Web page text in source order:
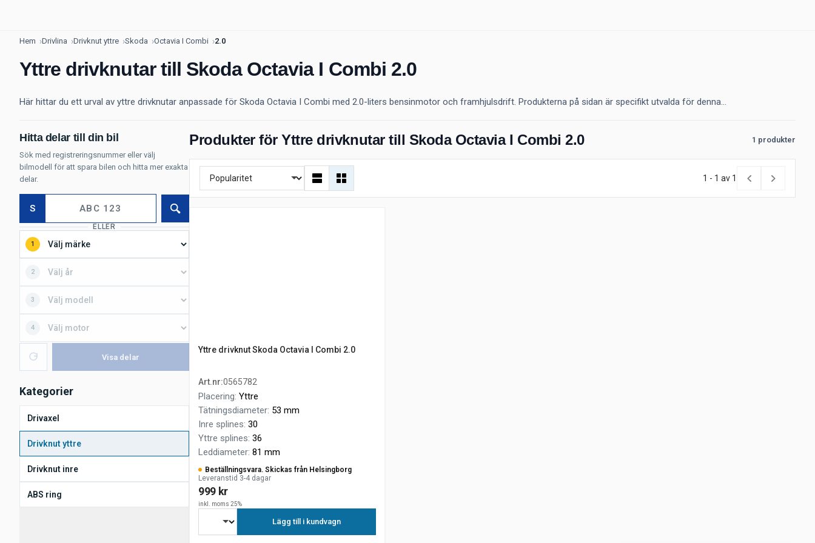
Hem Drivlina Drivknut yttre Skoda Octavia I Combi 2.0
Yttre drivknutar till Skoda Octavia I Combi 2.0
Här hittar du ett urval av yttre drivknutar anpassade för Skoda Octavia I Combi med 2.0-liters bensinmotor och framhjulsdrift. Produkterna på sidan är specifikt utvalda för denna...
Hitta delar till din bil
Sök med registreringsnummer eller välj
bilmodell för att spara bilen och hitta mer exakta
delar.
S Sök
ELLER
1
2
3
4
Visa delar
Kategorier
Drivaxel
Drivknut yttre
Drivknut inre
ABS ring
Produkter för Yttre drivknutar till Skoda Octavia I Combi 2.0 1 produkter
1 - 1 av 1
Yttre drivknut Skoda Octavia I Combi 2.0
Art.nr:0565782
Placering: Yttre
Tätningsdiameter: 53 mm
Inre splines: 30
Yttre splines: 36
Leddiameter: 81 mm
Beställningsvara. Skickas från Helsingborg
Leveranstid 3-4 dagar
999 kr
inkl. moms 25%
Lägg till i kundvagn